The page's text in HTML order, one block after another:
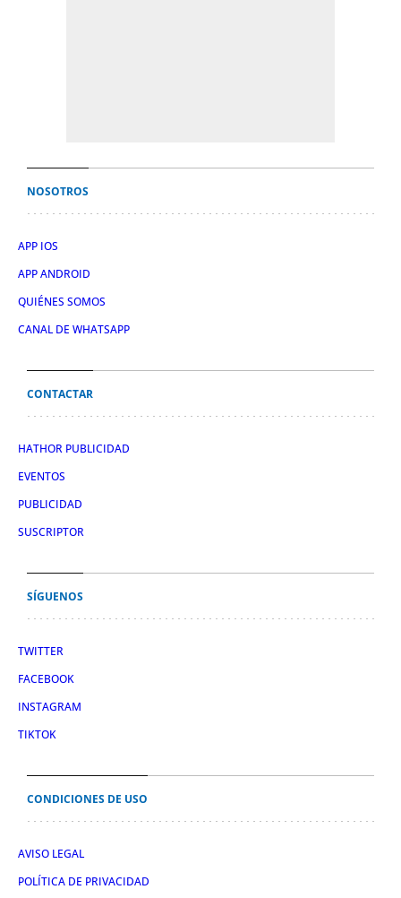
NOSOTROS
APP IOS
APP ANDROID
QUIÉNES SOMOS
CANAL DE WHATSAPP
CONTACTAR
HATHOR PUBLICIDAD
EVENTOS
PUBLICIDAD
SUSCRIPTOR
SÍGUENOS
TWITTER
FACEBOOK
INSTAGRAM
TIKTOK
CONDICIONES DE USO
AVISO LEGAL
POLÍTICA DE PRIVACIDAD